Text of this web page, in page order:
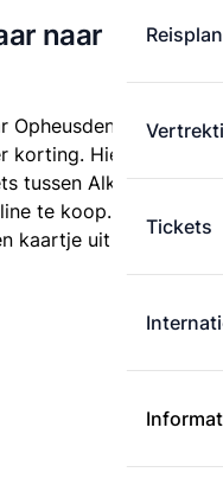
Tickets
naar
Opheusden kost
Hieronder
tussen Alkmaar en
te koop. Een e-
kaartje uit de